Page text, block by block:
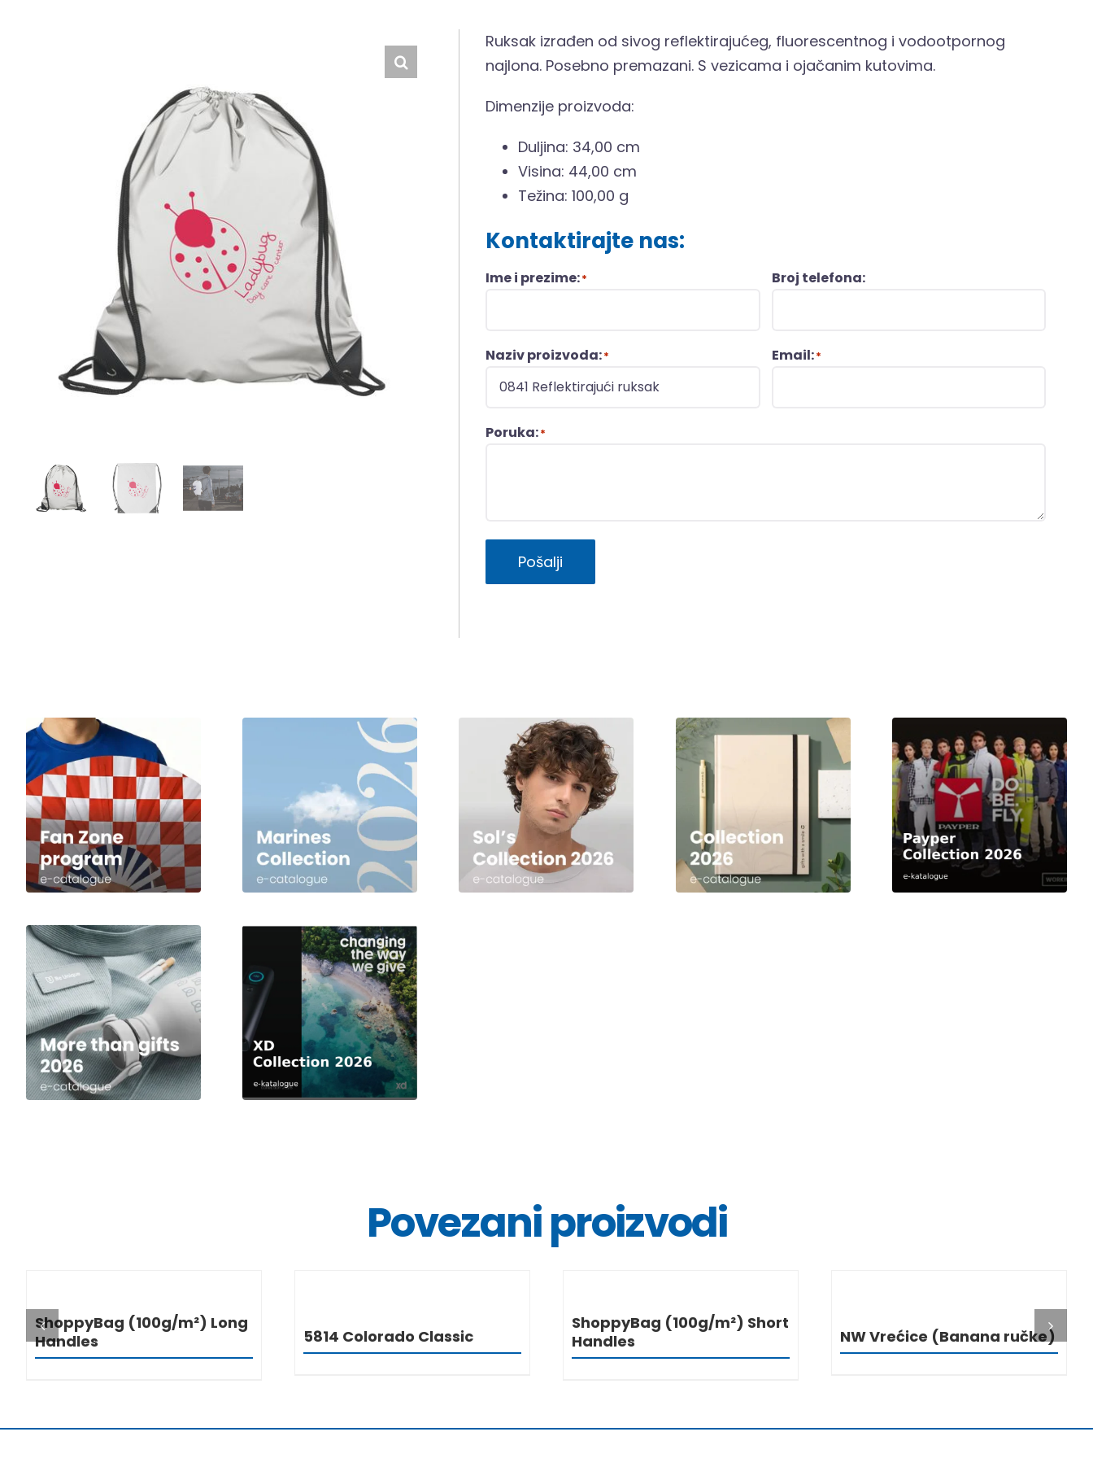
Ruksak izrađen od sivog reflektirajućeg, fluorescentnog i vodootpornog
najlona. Posebno premazani. S vezicama i ojačanim kutovima.
Dimenzije proizvoda:
Duljina: 34,00 cm
Visina: 44,00 cm
Težina: 100,00 g
Kontaktirajte nas:
Ime i prezime:* Broj telefona:
Naziv proizvoda:* Email:*
Poruka:*
Pošalji
Povezani proizvodi
ShoppyBag (100g/m²) Long
Handles
5814 Colorado Classic
ShoppyBag (100g/m²) Short
Handles
NW Vrećice (Banana ručke)